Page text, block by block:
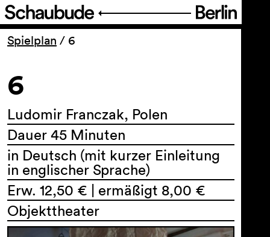
Programm
Ticket
Barrierefreiheit
Über uns
Spielplan / 6
6
Ludomir Franczak, Polen
Dauer 45 Minuten
in Deutsch (mit kurzer Einleitung
in englischer Sprache)
Erw. 12,50 € | ermäßigt 8,00 €
Objekttheater